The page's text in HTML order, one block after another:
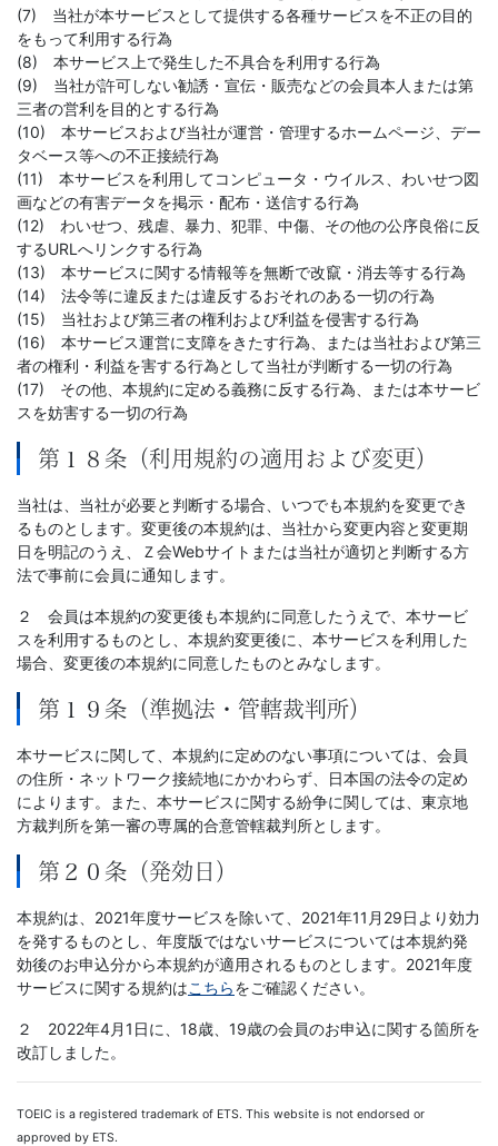
(7) 当社が本サービスとして提供する各種サービスを不正の目的
をもって利用する行為
(8) 本サービス上で発生した不具合を利用する行為
(9) 当社が許可しない勧誘・宣伝・販売などの会員本人または第
三者の営利を目的とする行為
(10) 本サービスおよび当社が運営・管理するホームページ、デー
タベース等への不正接続行為
(11) 本サービスを利用してコンピュータ・ウイルス、わいせつ図
画などの有害データを掲示・配布・送信する行為
(12) わいせつ、残虐、暴力、犯罪、中傷、その他の公序良俗に反
するURLへリンクする行為
(13) 本サービスに関する情報等を無断で改竄・消去等する行為
(14) 法令等に違反または違反するおそれのある一切の行為
(15) 当社および第三者の権利および利益を侵害する行為
(16) 本サービス運営に支障をきたす行為、または当社および第三
者の権利・利益を害する行為として当社が判断する一切の行為
(17) その他、本規約に定める義務に反する行為、または本サービ
スを妨害する一切の行為
第１８条（利用規約の適用および変更）
当社は、当社が必要と判断する場合、いつでも本規約を変更でき
るものとします。変更後の本規約は、当社から変更内容と変更期
日を明記のうえ、Ｚ会Webサイトまたは当社が適切と判断する方
法で事前に会員に通知します。
２ 会員は本規約の変更後も本規約に同意したうえで、本サービ
スを利用するものとし、本規約変更後に、本サービスを利用した
場合、変更後の本規約に同意したものとみなします。
第１９条（準拠法・管轄裁判所）
本サービスに関して、本規約に定めのない事項については、会員
の住所・ネットワーク接続地にかかわらず、日本国の法令の定め
によります。また、本サービスに関する紛争に関しては、東京地
方裁判所を第一審の専属的合意管轄裁判所とします。
第２０条（発効日）
本規約は、2021年度サービスを除いて、2021年11月29日より効力
を発するものとし、年度版ではないサービスについては本規約発
効後のお申込分から本規約が適用されるものとします。2021年度
サービスに関する規約はこちらをご確認ください。
２ 2022年4月1日に、18歳、19歳の会員のお申込に関する箇所を
改訂しました。
TOEIC is a registered trademark of ETS. This website is not endorsed or
approved by ETS.